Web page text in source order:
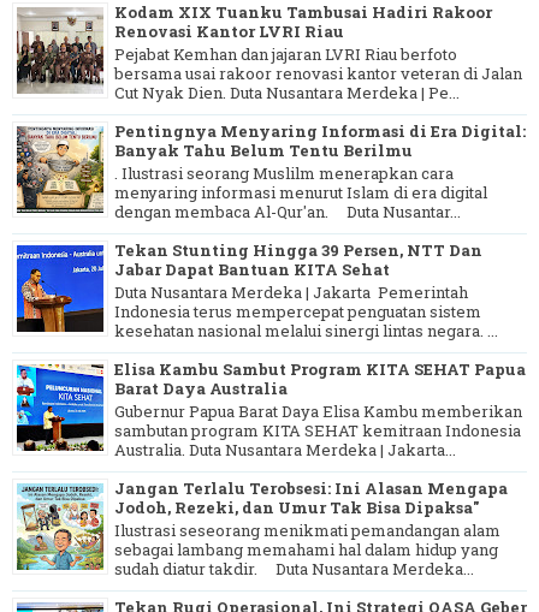
Kodam XIX Tuanku Tambusai Hadiri Rakoor
Renovasi Kantor LVRI Riau
Pejabat Kemhan dan jajaran LVRI Riau berfoto
bersama usai rakoor renovasi kantor veteran di Jalan
Cut Nyak Dien. Duta Nusantara Merdeka | Pe...
Pentingnya Menyaring Informasi di Era Digital:
Banyak Tahu Belum Tentu Berilmu
. Ilustrasi seorang Muslilm menerapkan cara
menyaring informasi menurut Islam di era digital
dengan membaca Al-Qur'an. Duta Nusantar...
Tekan Stunting Hingga 39 Persen, NTT Dan
Jabar Dapat Bantuan KITA Sehat
Duta Nusantara Merdeka | Jakarta Pemerintah
Indonesia terus mempercepat penguatan sistem
kesehatan nasional melalui sinergi lintas negara. ...
Elisa Kambu Sambut Program KITA SEHAT Papua
Barat Daya Australia
Gubernur Papua Barat Daya Elisa Kambu memberikan
sambutan program KITA SEHAT kemitraan Indonesia
Australia. Duta Nusantara Merdeka | Jakarta...
Jangan Terlalu Terobsesi: Ini Alasan Mengapa
Jodoh, Rezeki, dan Umur Tak Bisa Dipaksa"
Ilustrasi seseorang menikmati pemandangan alam
sebagai lambang memahami hal dalam hidup yang
sudah diatur takdir. Duta Nusantara Merdeka...
Tekan Rugi Operasional, Ini Strategi OASA Geber